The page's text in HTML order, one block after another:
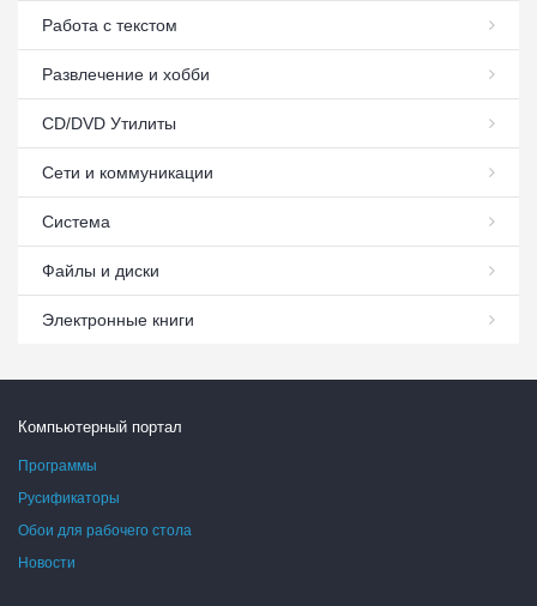
Работа с текстом
Развлечение и хобби
СD/DVD Утилиты
Сети и коммуникации
Система
Файлы и диски
Электронные книги
Компьютерный портал
Программы
Русификаторы
Обои для рабочего стола
Новости